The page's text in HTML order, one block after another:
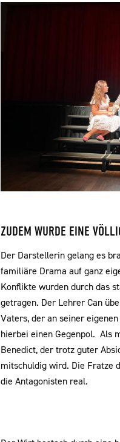
ZUDEM WURDE EINE
Der Darstellerin gelang es
familiäre Drama auf ganz
Konflikte wurden durch das
getragen. Der Lehrer Can
Vaters, der an seiner
hierbei einen Gegenpol. Als
Benedict, der trotz guter
mitschuldig wird. Die Fratze
die Antagonisten real.